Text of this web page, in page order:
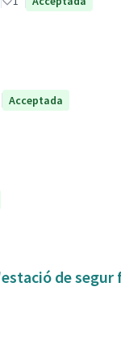
Acceptada
de